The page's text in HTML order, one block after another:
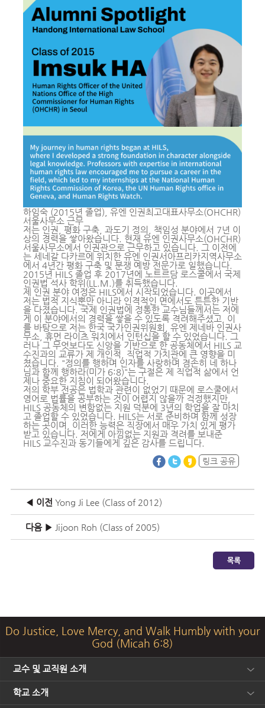
하임숙 (2015년 졸업), 유엔 인권최고대표사무소(OHCHR)
서울사무소 근무
저는 인권, 평화 구축, 과도기 정의, 책임성 분야에서 7년 이
상의 경력을 쌓아왔습니다. 현재 유엔 인권사무소(OHCHR)
서울사무소에서 인권관으로 근무하고 있습니다. 그 이전에
는 세네갈 다카르에 위치한 유엔 인권서아프리카지역사무소
에서 4년간 평화 구축 및 분쟁 예방 전문가로 일했습니다.
2015년 HILS 졸업 후 2017년에 노트르담 로스쿨에서 국제
인권법 석사 학위(LL.M.)를 취득했습니다.
제 인권 분야 여정은 HILS에서 시작되었습니다. 이곳에서
저는 법적 지식뿐만 아니라 인격적인 면에서도 튼튼한 기반
을 다졌습니다. 국제 인권법에 정통한 교수님들께서는 저에
게 이 분야에서의 경력을 쌓을 수 있도록 격려해주셨고, 이
를 바탕으로 저는 한국 국가인권위원회, 유엔 제네바 인권사
무소, 휴먼 라이츠 워치에서 인턴십을 할 수 있었습니다. 그
러나 그 무엇보다도 신앙을 기반으로 한 공동체에서 HILS 교
수진과의 교류가 제 개인적, 직업적 가치관에 큰 영향을 미
쳤습니다. "정의를 행하며 인자를 사랑하며 겸손히 네 하나
님과 함께 행하라(미가 6:8)"는 구절은 제 직업적 삶에서 언
제나 중요한 지침이 되어왔습니다.
저의 학부 전공은 법학과 관련이 없었기 때문에 로스쿨에서
영어로 법률을 공부하는 것이 어렵지 않을까 걱정했지만,
HILS 공동체의 변함없는 지원 덕분에 3년의 학업을 잘 마치
고 졸업할 수 있었습니다. HILS는 서로 준비하며 함께 성장
하는 곳이며, 이러한 능력은 직장에서 매우 가치 있게 평가
받고 있습니다. 저에게 아낌없는 지원과 격려를 보내준
HILS 교수진과 동기들에게 깊은 감사를 드립니다.
링크 공유
◀ 이전 Yong Ji Lee (Class of 2012)
다음 ▶ Jijoon Roh (Class of 2005)
Do Justice, Love Mercy, and Walk Humbly with your
God (Micah 6:8)
교수 및 교직원 소개
학교 소개